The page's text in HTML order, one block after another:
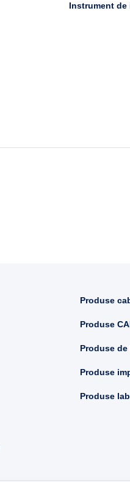
Instrument
Produse
Produse
Produse
Produse
Produse